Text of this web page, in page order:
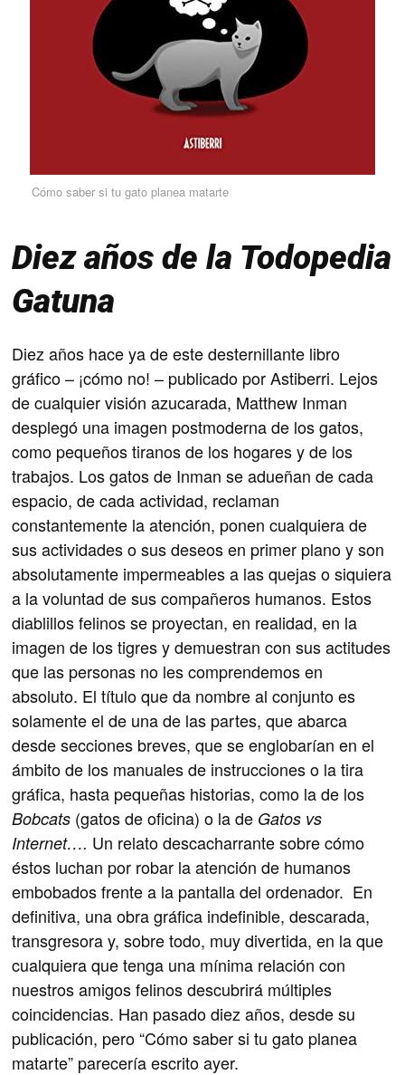
Cómo saber si tu gato planea matarte
Diez años de la Todopedia
Gatuna
Diez años hace ya de este desternillante libro
gráfico – ¡cómo no! – publicado por Astiberri. Lejos
de cualquier visión azucarada, Matthew Inman
desplegó una imagen postmoderna de los gatos,
como pequeños tiranos de los hogares y de los
trabajos. Los gatos de Inman se adueñan de cada
espacio, de cada actividad, reclaman
constantemente la atención, ponen cualquiera de
sus actividades o sus deseos en primer plano y son
absolutamente impermeables a las quejas o siquiera
a la voluntad de sus compañeros humanos. Estos
diablillos felinos se proyectan, en realidad, en la
imagen de los tigres y demuestran con sus actitudes
que las personas no les comprendemos en
absoluto. El título que da nombre al conjunto es
solamente el de una de las partes, que abarca
desde secciones breves, que se englobarían en el
ámbito de los manuales de instrucciones o la tira
gráfica, hasta pequeñas historias, como la de los
Bobcats (gatos de oficina) o la de Gatos vs
Internet…. Un relato descacharrante sobre cómo
éstos luchan por robar la atención de humanos
embobados frente a la pantalla del ordenador. En
definitiva, una obra gráfica indefinible, descarada,
transgresora y, sobre todo, muy divertida, en la que
cualquiera que tenga una mínima relación con
nuestros amigos felinos descubrirá múltiples
coincidencias. Han pasado diez años, desde su
publicación, pero “Cómo saber si tu gato planea
matarte” parecería escrito ayer.